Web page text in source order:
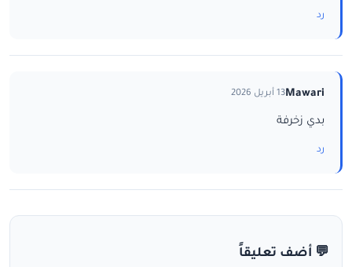
رد
Mawari13 أبريل 2026
بدي زخرفة
رد
💬 أضف تعليقاً